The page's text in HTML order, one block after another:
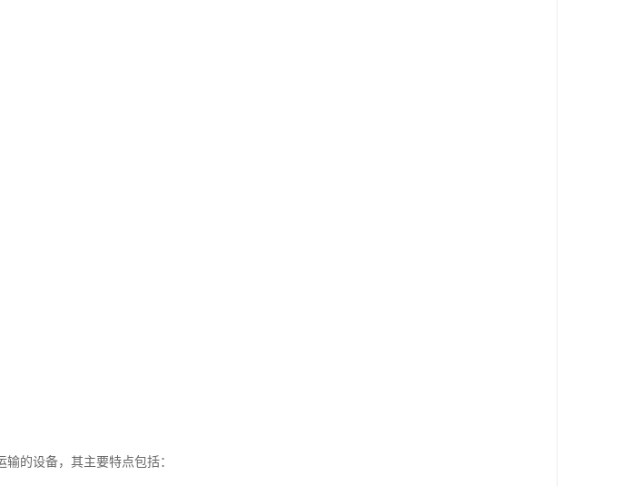
的设备，其主要特点包括：